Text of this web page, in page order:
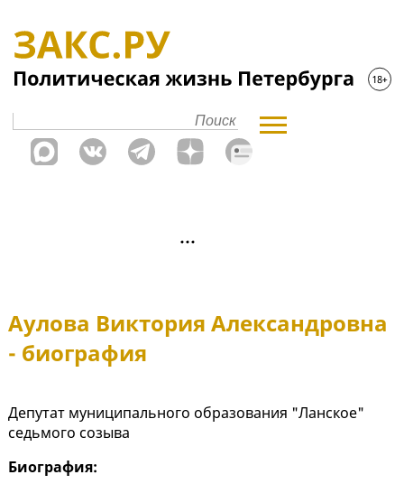
Аулова Виктория Александровна
- биография
Депутат муниципального образования "Ланское"
седьмого созыва
Биография: